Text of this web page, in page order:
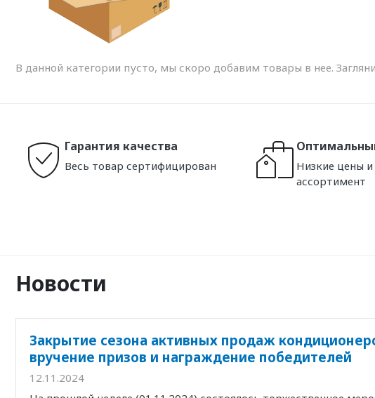
В данной категории пусто, мы скоро добавим товары в нее.
Гарантия качества
Весь товар сертифицирован
Низкие цены
ассортимент
Новости
Закрытие сезона активных продаж
вручение призов и награждение победителей
12.11.2024